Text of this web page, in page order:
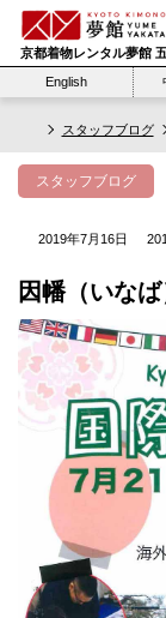
京都着物レンタル夢館
English
スタッフブログ
スタッフブログ
2019年7月16日
因幡（いな